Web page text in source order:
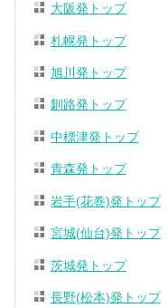
大阪発トップ
札幌発トップ
旭川発トップ
釧路発トップ
中標津発トップ
青森発トップ
岩手(花巻)発トップ
宮城(仙台)発トップ
茨城発トップ
長野(松本)発トップ